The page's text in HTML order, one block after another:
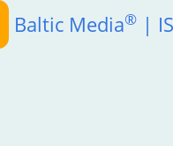
Baltic Media® |